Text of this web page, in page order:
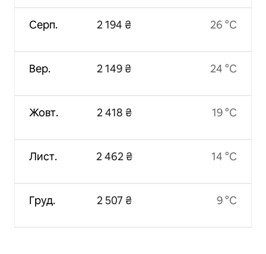
Серп.
Вер.
Жовт.
Лист.
Груд.
2 194 ₴
2 149 ₴
2 418 ₴
2 462 ₴
2 507 ₴
26 °C
24 °C
19 °C
14 °C
9 °C